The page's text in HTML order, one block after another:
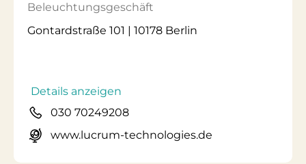
Beleuchtungsgeschäft
Gontardstraße 101 | 10178 Berlin
Details anzeigen
030 70249208
www.lucrum-technologies.de